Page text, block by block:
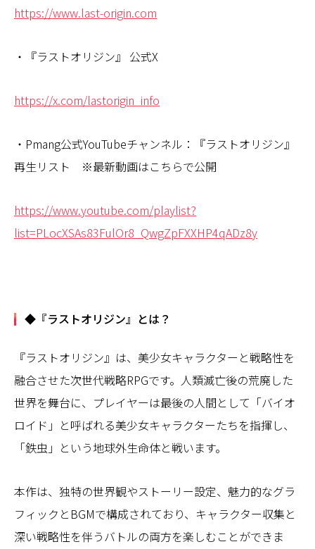
https://www.last-origin.com
・『ラストオリジン』 公式X
https://x.com/lastorigin_info
・Pmang公式YouTubeチャンネル：『ラストオリジン』
再生リスト ※最新動画はこちらで公開
https://www.youtube.com/playlist?
list=PLocXSAs83FulOr8_QwgZpFXXHP4qADz8y
◆『ラストオリジン』とは？
『ラストオリジン』は、美少女キャラクターと戦略性を
融合させた次世代戦略RPGです。人類滅亡後の荒廃した
世界を舞台に、プレイヤーは最後の人間として「バイオ
ロイド」と呼ばれる美少女キャラクターたちを指揮し、
「鉄虫」という地球外生命体と戦います。
本作は、独特の世界観やストーリー設定、魅力的なグラ
フィックとBGMで構成されており、キャラクター収集と
深い戦略性を伴うバトルの両方を楽しむことができま